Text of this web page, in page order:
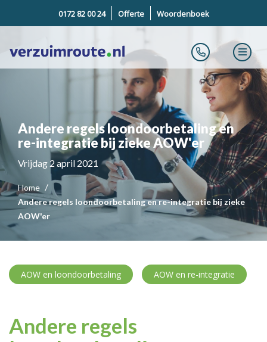
0172 82 00 24 Offerte Woordenboek
Andere regels loondoorbetaling en
re-integratie bij zieke AOW'er
Vrijdag 2 april 2021
Home
Andere regels loondoorbetaling en re-integratie bij zieke
AOW'er
AOW en loondoorbetaling AOW en re-integratie
Andere regels